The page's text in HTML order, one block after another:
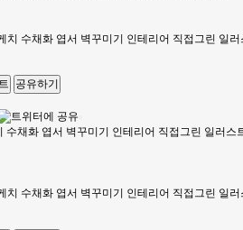
공유하기
수채화 엽서 벽꾸미기 인테리어 직접그린 일러스